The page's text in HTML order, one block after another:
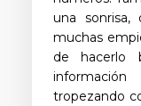
una sonrisa,
muchas
de hacerlo
tropezando